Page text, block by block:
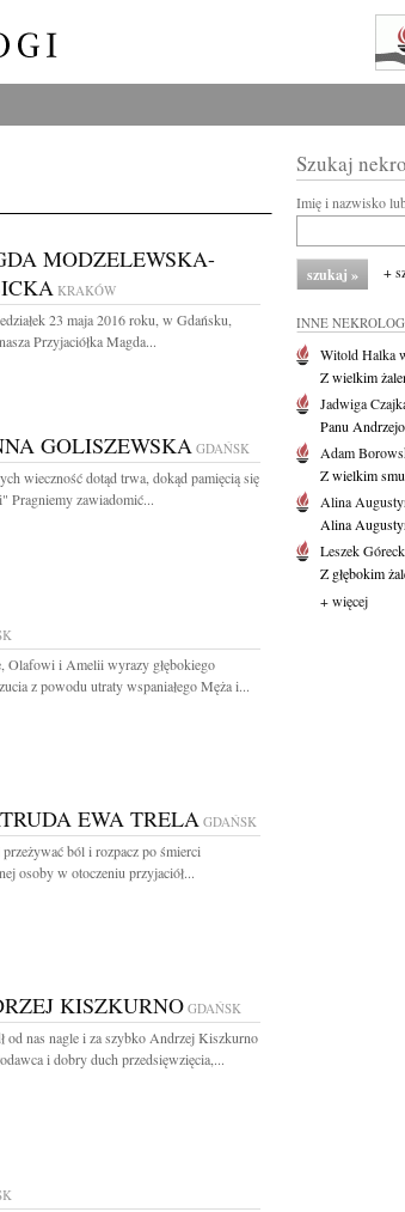
MODZELEWSKA-
KRAKÓW
23 maja 2016 roku, w Gdańsku,
Przyjaciółka Magda...
GOLISZEWSKAGDAŃSK
wieczność dotąd trwa, dokąd pamięcią się
Pragniemy zawiadomić...
Olafowi i Amelii wyrazy głębokiego
z powodu utraty wspaniałego Męża i...
EWA TRELA GDAŃSK
ból i rozpacz po śmierci
osoby w otoczeniu przyjaciół...
KISZKURNOGDAŃSK
od nas nagle i za szybko Andrzej Kiszkurno
i dobry duch przedsięwzięcia,...
Szukaj
Imię i nazwisko
+
INNE
Witold Halka
Z wielkim
Jadwiga
Panu
Adam
Z wielkim
Alina
Alina
Leszek
Z głębokim
+ więcej